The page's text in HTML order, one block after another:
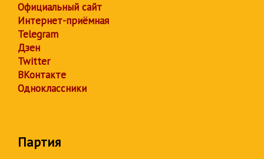
Официальный сайт
Интернет-приёмная
Telegram
Дзен
Twitter
ВКонтакте
Одноклассники
Партия